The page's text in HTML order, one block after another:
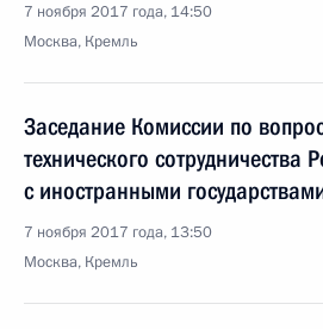
7 ноября 2017 года, 14:50
Москва, Кремль
Заседание Комиссии по
технического сотрудничества
с иностранными
7 ноября 2017 года, 13:50
Москва, Кремль